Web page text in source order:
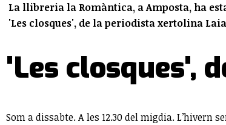
La llibreria la Romàntica, a Amposta, ha
'Les closques', de la periodista xertolina
'Les closques',
Som a dissabte. A les 12.30 del migdia. L’hivern